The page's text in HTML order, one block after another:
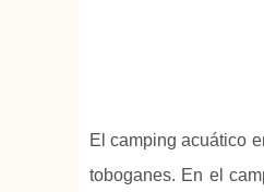
El camping acuático
toboganes. En el